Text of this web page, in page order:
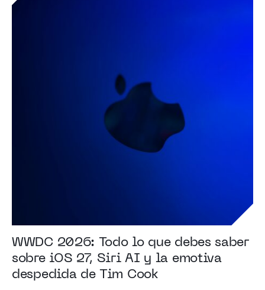
WWDC 2026: Todo lo que debes saber
sobre iOS 27, Siri AI y la emotiva
despedida de Tim Cook